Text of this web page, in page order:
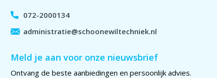
072-2000134
administratie@schoonewiltechniek.nl
Meld je aan voor onze nieuwsbrief
Ontvang de beste aanbiedingen en persoonlijk advies.